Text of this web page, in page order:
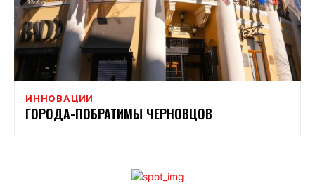
ИННОВАЦИИ
ГОРОДА-ПОБРАТИМЫ ЧЕРНОВЦОВ